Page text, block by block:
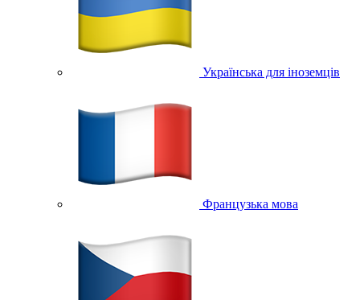
Українська для іноземців
Французька мова